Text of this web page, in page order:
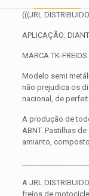
(((JRL
APLICAÇÃO:
MARCA TK-FREIOS
Modelo semi
não prejudica os
nacional, de
A produção de
ABNT. Pastilhas
amianto,
A JRL
freios de